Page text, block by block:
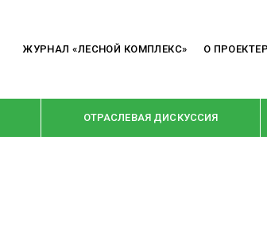
ЖУРНАЛ «ЛЕСНОЙ КОМПЛЕКС» О ПРОЕКТЕ
ОТРАСЛЕВАЯ ДИСКУССИЯ